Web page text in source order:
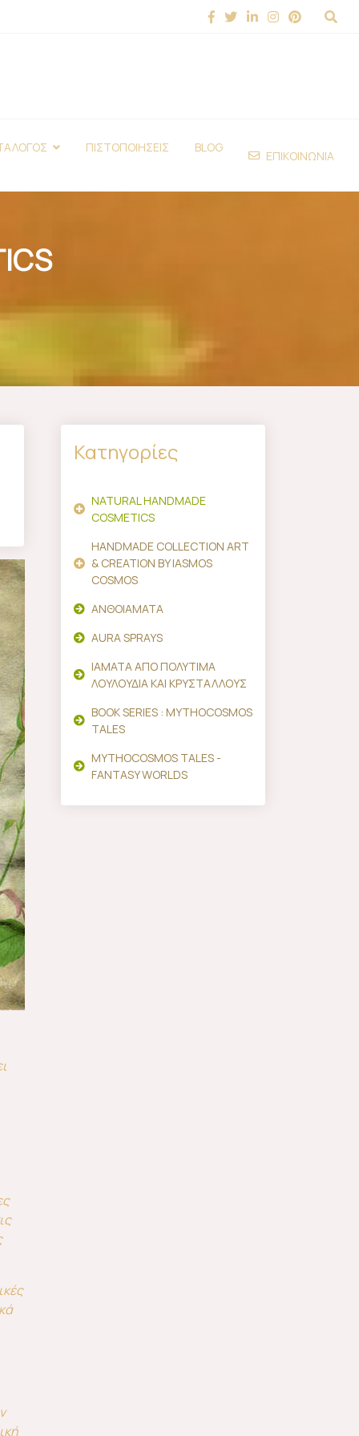
ΠΙΣΤΟΠΟΙΗΣΕΙΣ BLOG
ΕΠΙΚΟΙΝΩΝΙΑ
Κατηγορίες
NATURAL HANDMADE
COSMETICS
HANDMADE COLLECTION ART
& CREATION BY IASMOS
COSMOS
ΑΝΘΟΙΑΜΑΤΑ
AURA SPRAYS
ΙΑΜΑΤΑ ΑΠΟ ΠΟΛΥΤΙΜΑ
ΛΟΥΛΟΥΔΙΑ ΚΑΙ ΚΡΥΣΤΑΛΛΟΥΣ
BOOK SERIES : MYTHOCOSMOS
TALES
MYTHOCOSMOS TALES -
FANTASY WORLDS